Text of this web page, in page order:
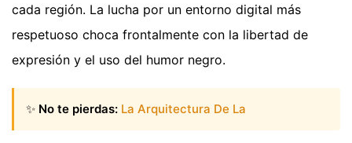
cada región. La lucha por un entorno digital más
respetuoso choca frontalmente con la libertad de
expresión y el uso del humor negro.
✨ No te pierdas: La Arquitectura De La